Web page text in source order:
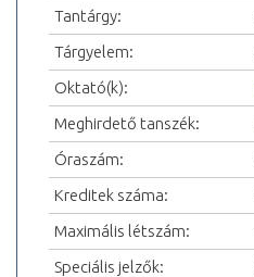
Tantárgy:
Tárgyelem:
Oktató(k):
Meghirdető tanszék:
Óraszám:
Kreditek száma:
Maximális létszám:
Speciális jelzők: